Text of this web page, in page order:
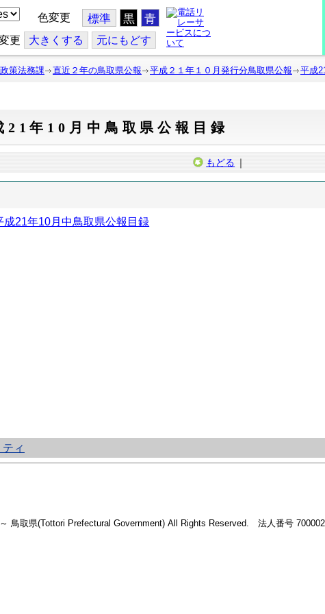
色変更 標準 黒 青
更 大きくする 元にもどす
政策法務課 直近２年の鳥取県公報 平成２１年１０月発行分鳥取県公報 平成
21年10月中鳥取県公報目録
もどる ｜
成21年10月中鳥取県公報目録
ィ
鳥取県(Tottori Prefectural Government) All Rights Reserved. 法人番号